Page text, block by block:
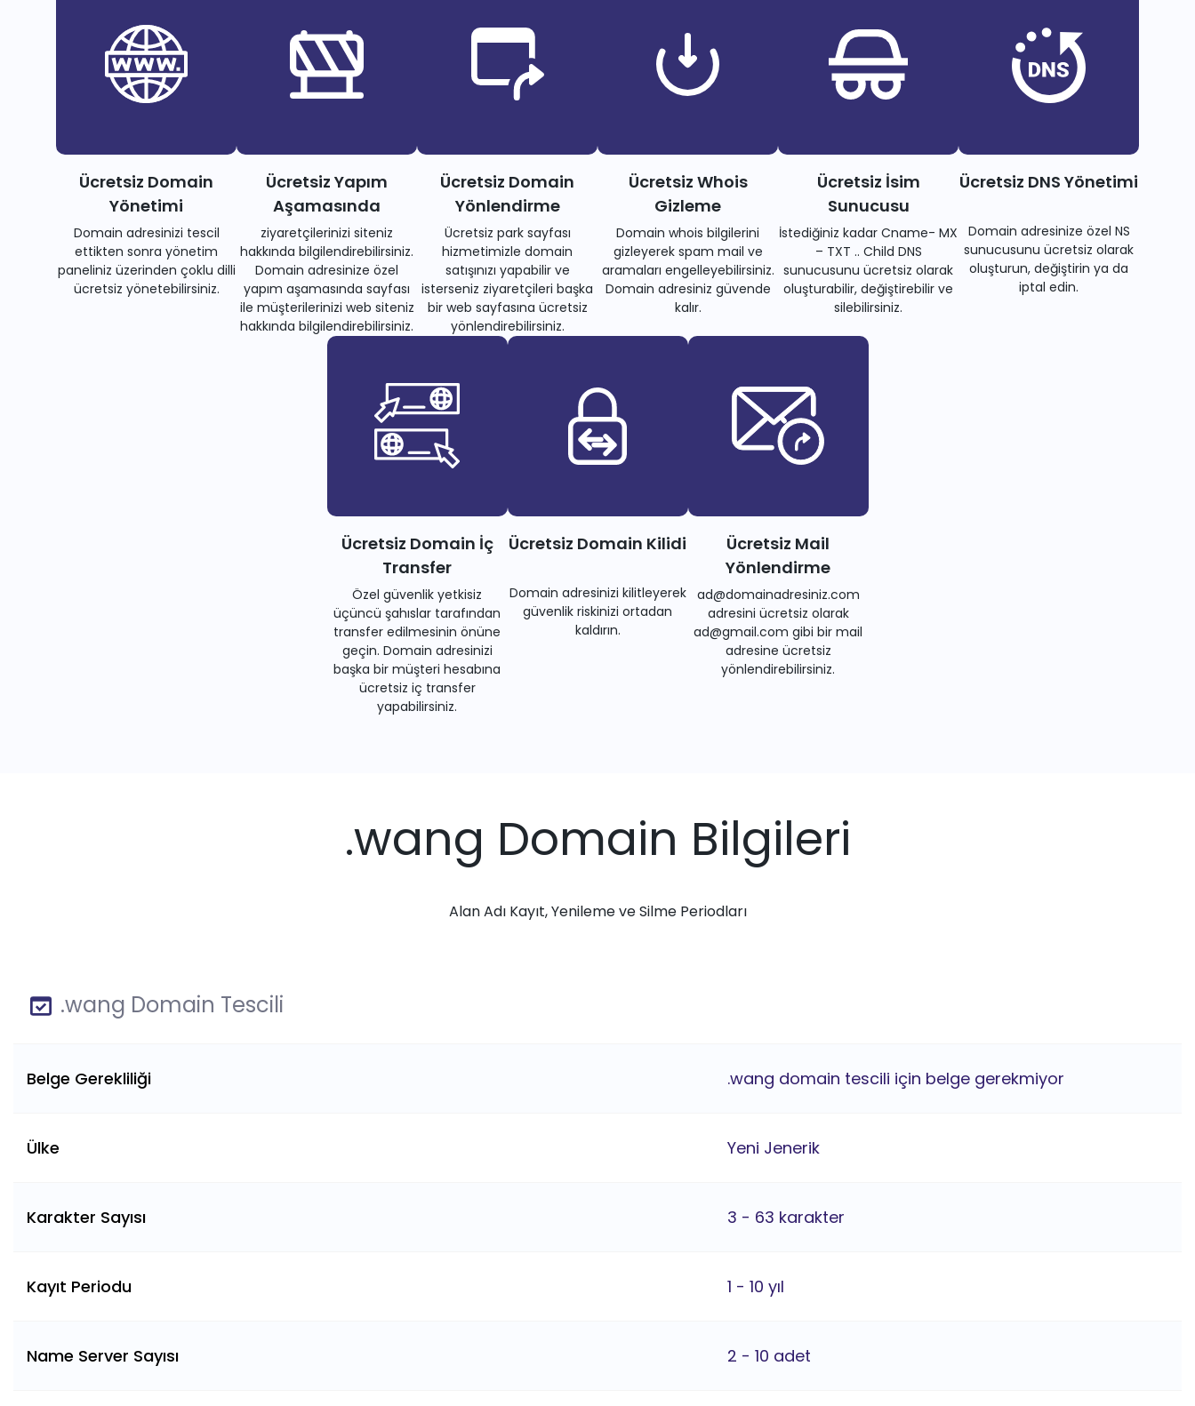
Ücretsiz Domain
Yönetimi
Domain adresinizi tescil
ettikten sonra yönetim
paneliniz üzerinden çoklu dilli
ücretsiz yönetebilirsiniz.
Ücretsiz Yapım
Aşamasında
ziyaretçilerinizi siteniz
hakkında bilgilendirebilirsiniz.
Domain adresinize özel
yapım aşamasında sayfası
ile müşterilerinizi web siteniz
hakkında bilgilendirebilirsiniz.
Ücretsiz Domain
Yönlendirme
Ücretsiz park sayfası
hizmetimizle domain
satışınızı yapabilir ve
isterseniz ziyaretçileri başka
bir web sayfasına ücretsiz
yönlendirebilirsiniz.
Ücretsiz Whois
Gizleme
Domain whois bilgilerini
gizleyerek spam mail ve
aramaları engelleyebilirsiniz.
Domain adresiniz güvende
kalır.
Ücretsiz İsim
Sunucusu
İstediğiniz kadar Cname- MX
– TXT .. Child DNS
sunucusunu ücretsiz olarak
oluşturabilir, değiştirebilir ve
silebilirsiniz.
Ücretsiz DNS Yönetimi
Domain adresinize özel NS
sunucusunu ücretsiz olarak
oluşturun, değiştirin ya da
iptal edin.
Ücretsiz Domain İç
Transfer
Özel güvenlik yetkisiz
üçüncü şahıslar tarafından
transfer edilmesinin önüne
geçin. Domain adresinizi
başka bir müşteri hesabına
ücretsiz iç transfer
yapabilirsiniz.
Ücretsiz Domain Kilidi
Domain adresinizi kilitleyerek
güvenlik riskinizi ortadan
kaldırın.
Ücretsiz Mail
Yönlendirme
ad@domainadresiniz.com
adresini ücretsiz olarak
ad@gmail.com gibi bir mail
adresine ücretsiz
yönlendirebilirsiniz.
.wang Domain Bilgileri
Alan Adı Kayıt, Yenileme ve Silme Periodları
.wang Domain Tescili
Belge Gerekliliği .wang domain tescili için belge gerekmiyor
Ülke Yeni Jenerik
Karakter Sayısı 3 - 63 karakter
Kayıt Periodu 1 - 10 yıl
Name Server Sayısı 2 - 10 adet